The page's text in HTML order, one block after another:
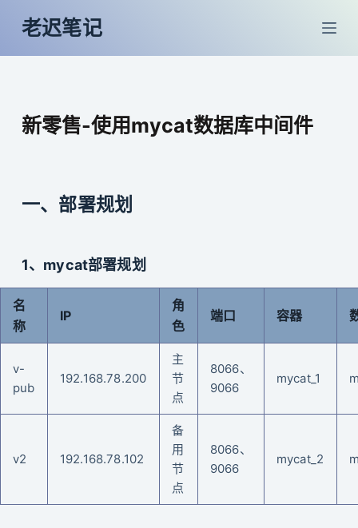
跳
过
内
老迟笔记
新零售-使用mycat数据库中间件
一、部署规划
1、mycat部署规划
名
称
IP
角
色
端口 容器
v-
pub
192.168.78.200
主
节
点
8066、
9066
mycat_1
v2 192.168.78.102
备
用
节
点
8066、
9066
mycat_2